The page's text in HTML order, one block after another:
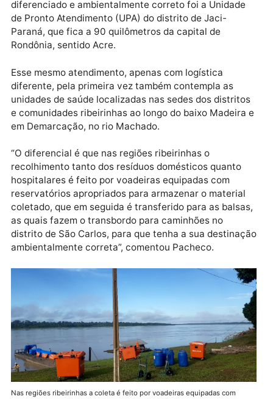
Jaci-Paraná
Uma das primeiras a receber o serviço de coleta
diferenciado e ambientalmente correto foi a Unidade
de Pronto Atendimento (UPA) do distrito de Jaci-
Paraná, que fica a 90 quilômetros da capital de
Esse mesmo atendimento, apenas com logística
diferente, pela primeira vez também contempla as
unidades de saúde localizadas nas sedes dos
e comunidades ribeirinhas ao longo do baixo
em Demarcação, no rio Machado.
recolhimento tanto dos resíduos domésticos quanto
hospitalares é feito por voadeiras equipadas com
reservatórios apropriados para armazenar o material
coletado, que em seguida é transferido para as
as quais fazem o transbordo para caminhões no
distrito de São Carlos, para que tenha a sua
ambientalmente correta”, comentou Pacheco.